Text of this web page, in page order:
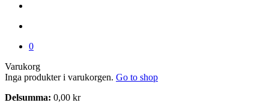
0
VarukorgClose
Cart
Inga produkter i varukorgen. Go to shop
Delsumma: 0,00 kr